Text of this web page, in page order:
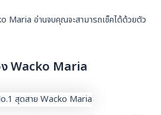
Maria อ่านจบคุณจะสามารถเช็คได้ด้วยตัว
Wacko Maria